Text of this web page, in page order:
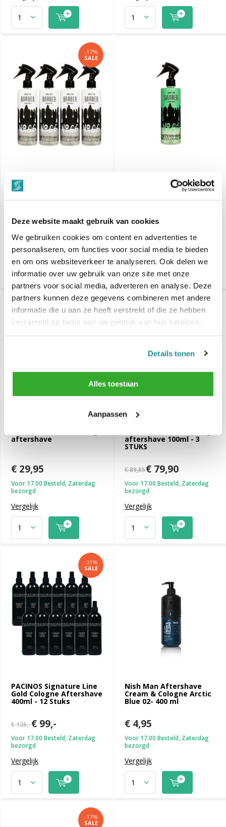
Deze website maakt gebruik van cookies
We gebruiken cookies om content en advertenties te
personaliseren, om functies voor social media te bieden
en om ons websiteverkeer te analyseren. Ook delen we
informatie over uw gebruik van onze site met onze
partners voor social media, adverteren en analyse. Deze
partners kunnen deze gegevens combineren met andere
informatie die u aan ze heeft verstrekt of die ze hebben
verzameld op basis van uw gebruik van hun services.
Details tonen
Alles toestaan
Aanpassen
Aftershave Cologne
400ml - No 66 - 4 Pack
-17%
SALE
Voor 17.00 Besteld, Zaterdag
bezorgd
Vergelijk
Aftershave Cologne
bezorgd
Vergelijk
aftershave
€ 29,95
Voor 17.00 Besteld, Zaterdag
bezorgd
Vergelijk
aftershave 100ml - 3
STUKS
SALE
€ 89,85€ 79,90
Voor 17.00 Besteld, Zaterdag
bezorgd
Vergelijk
PACINOS Signature Line
Gold Cologne Aftershave
400ml - 12 Stuks
-21%
SALE
€ 126,-€ 99,-
Voor 17.00 Besteld, Zaterdag
bezorgd
Vergelijk
Nish Man Aftershave
Cream & Cologne Arctic
Blue 02- 400 ml
€ 4,95
Voor 17.00 Besteld, Zaterdag
bezorgd
Vergelijk
-17%
SALE